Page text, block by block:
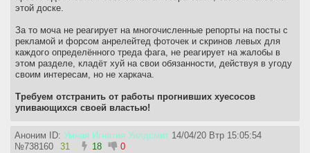
этой доске.
За то моча не реагирует на многочисленные репорты на посты с
рекламой и форсом анрелейтед фоточек и скринов левых для
каждого определённого треда фага, не реагирует на жалобы в
этом разделе, кладёт хуй на свои обязанности, действуя в угоду
своим интересам, но не харкача.
Требуем отстранить от работы прогнивших хуесосов
упивающихся своей властью!
Аноним ID: Умная Игнатия Уилдсмит 14/04/20 Втр 15:05:54
№738160 31 18 0